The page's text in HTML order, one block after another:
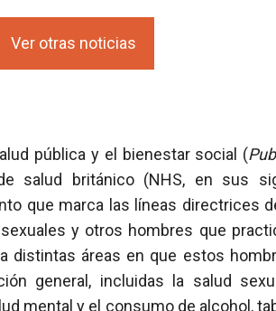
Ver otras noticias
pública y el bienestar social (
salud británico (NHS, en sus
que marca las líneas directrices
y otros hombres que
distintas áreas en que estos
general, incluidas la salud
mental y el consumo de alcohol,